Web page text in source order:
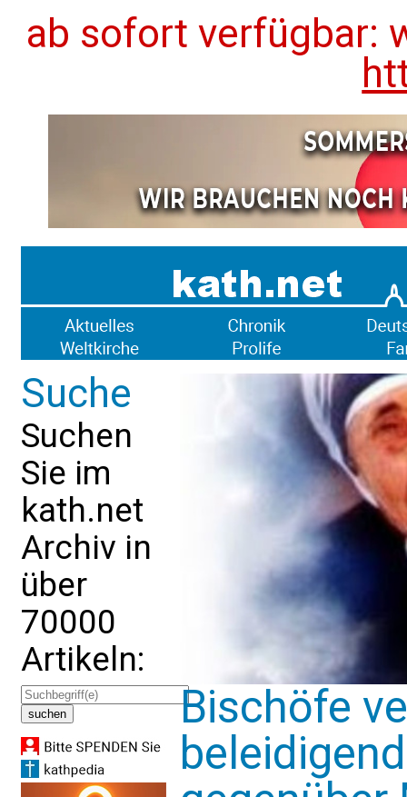
ab sofort verfügbar:
Suche
Suchen
Sie im
kath.net
Archiv in
über
70000
Artikeln:
Bischöfe